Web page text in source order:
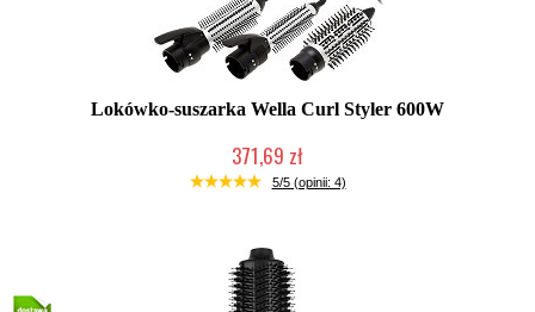
Lokówko-suszarka Wella Curl Styler 600W
371,69 zł
Duża ilość (wysyłka w 24h)
5/5 (opinii: 4)